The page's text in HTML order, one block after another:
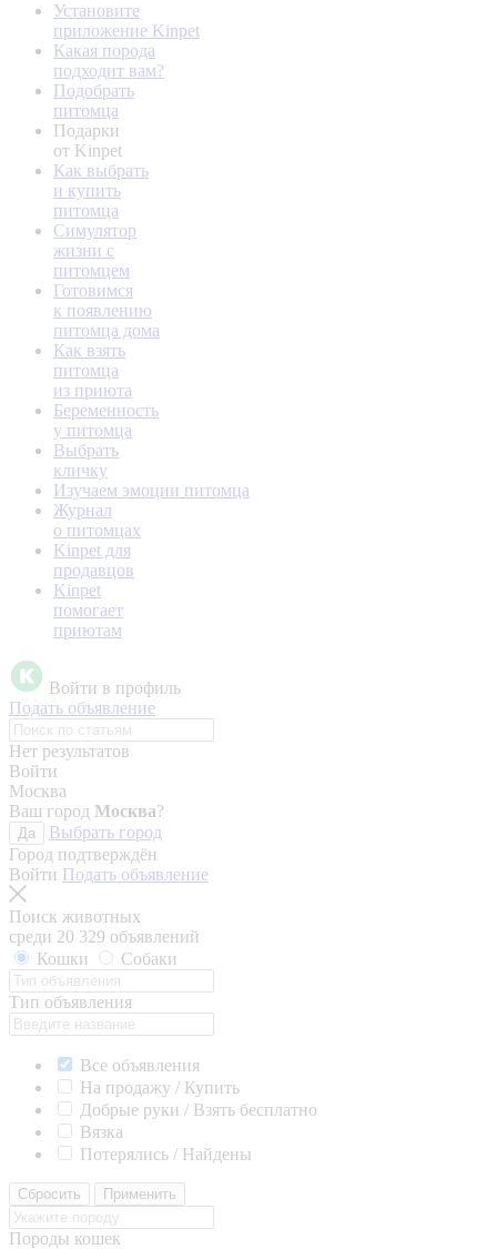
Установите
приложение Kinpet
Какая порода
подходит вам?
Подобрать
питомца
Подарки
от Kinpet
Как выбрать
и купить
питомца
Симулятор
жизни с
питомцем
Готовимся
к появлению
питомца дома
Как взять
питомца
из приюта
Беременность
у питомца
Выбрать
кличку
Изучаем эмоции питомца
Журнал
о питомцах
Kinpet для
продавцов
Kinpet
помогает
приютам
Войти в профиль
Подать объявление
Нет результатов
Войти
Москва
Ваш город Москва?
Да
Выбрать город
Город подтверждён
Войти Подать объявление
Поиск животных
среди 20 329 объявлений
Кошки
Собаки
Тип объявления
Все объявления
На продажу / Купить
Добрые руки / Взять бесплатно
Вязка
Потерялись / Найдены
Сбросить Применить
Породы кошек